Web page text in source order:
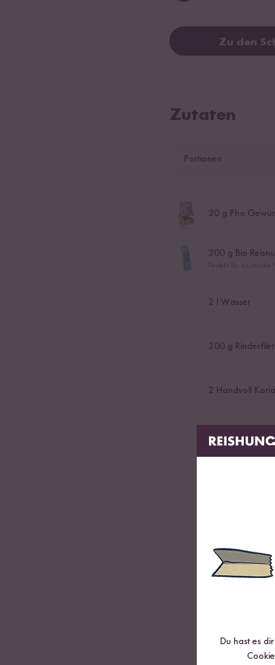
Zu den
Zutaten
Portionen
20g Pho
200g Bio
2 l Wasser
200g Rinderfilet
2 Handvoll
2Handvoll Thai
Limette
Nach Belieben
Du hast es